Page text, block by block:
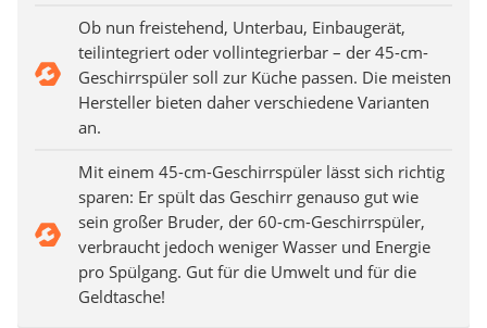
Ob nun freistehend, Unterbau, Einbaugerät,
teilintegriert oder vollintegrierbar – der 45-cm-
Geschirrspüler soll zur Küche passen. Die meisten
Hersteller bieten daher verschiedene Varianten
an.
Mit einem 45-cm-Geschirrspüler lässt sich richtig
sparen: Er spült das Geschirr genauso gut wie
sein großer Bruder, der 60-cm-Geschirrspüler,
verbraucht jedoch weniger Wasser und Energie
pro Spülgang. Gut für die Umwelt und für die
Geldtasche!